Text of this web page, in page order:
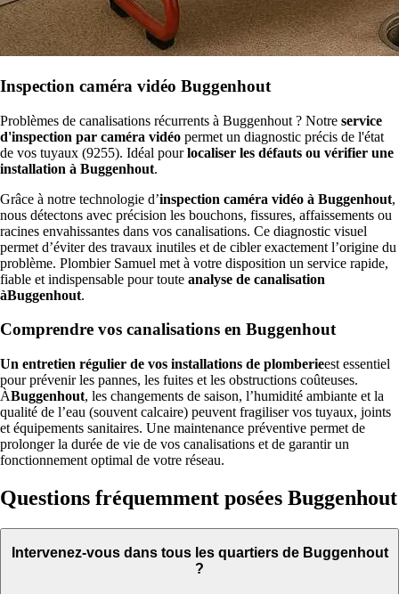
Inspection caméra vidéo Buggenhout
Problèmes de canalisations récurrents à Buggenhout ? Notre service
d'inspection par caméra vidéo permet un diagnostic précis de l'état
de vos tuyaux (9255). Idéal pourlocaliser les défauts ou vérifier une
installation à Buggenhout.
Grâce à notre technologie d’inspection caméra vidéo à Buggenhout,
nous détectons avec précision les bouchons, fissures, affaissements ou
racines envahissantes dans vos canalisations. Ce diagnostic visuel
permet d’éviter des travaux inutiles et de cibler exactement l’origine du
problème. Plombier Samuel met à votre disposition un service rapide,
fiable et indispensable pour toute analyse de canalisation
àBuggenhout.
Comprendre vos canalisations en Buggenhout
Un entretien régulier de vos installations de plomberieest essentiel
pour prévenir les pannes, les fuites et les obstructions coûteuses.
ÀBuggenhout, les changements de saison, l’humidité ambiante et la
qualité de l’eau (souvent calcaire) peuvent fragiliser vos tuyaux, joints
et équipements sanitaires. Une maintenance préventive permet de
prolonger la durée de vie de vos canalisations et de garantir un
fonctionnement optimal de votre réseau.
Questions fréquemment posées Buggenhout
Intervenez-vous dans tous les quartiers de Buggenhout
?